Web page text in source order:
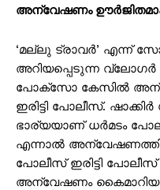
അന്വേഷണം
‘മല്ലു ട്രാവർ’ എന്ന്
അറിയപ്പെടുന്ന
പോക്സോ കേസിൽ
ഇരിട്ടി പോലീസ്.
ഭാര്യയാണ് ധർമടം
എന്നാൽ
പോലീസ് ഇരിട്ടി പോലീസ്
അന്വേഷണം